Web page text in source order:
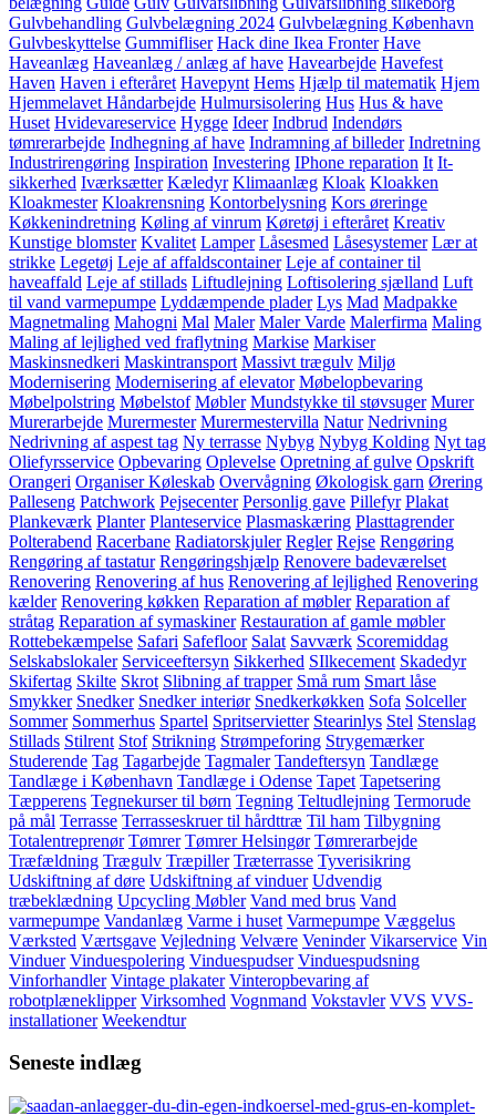
Gulvbehandling Gulvbelægning 2024 Gulvbelægning København
Gulvbeskyttelse Gummifliser Hack dine Ikea Fronter Have
Haveanlæg Haveanlæg / anlæg af have Havearbejde Havefest
Haven Haven i efteråret Havepynt Hems Hjælp til matematik Hjem
Hjemmelavet Håndarbejde Hulmursisolering Hus Hus & have
Huset Hvidevareservice Hygge Ideer Indbrud Indendørs
tømrerarbejde Indhegning af have Indramning af billeder Indretning
Industrirengøring Inspiration Investering IPhone reparation It It-
sikkerhed Iværksætter Kæledyr Klimaanlæg Kloak Kloakken
Kloakmester Kloakrensning Kontorbelysning Kors øreringe
Køkkenindretning Køling af vinrum Køretøj i efteråret Kreativ
Kunstige blomster Kvalitet Lamper Låsesmed Låsesystemer Lær at
strikke Legetøj Leje af affaldscontainer Leje af container til
haveaffald Leje af stillads Liftudlejning Loftisolering sjælland Luft
til vand varmepumpe Lyddæmpende plader Lys Mad Madpakke
Magnetmaling Mahogni Mal Maler Maler Varde Malerfirma Maling
Maling af lejlighed ved fraflytning Markise Markiser
Maskinsnedkeri Maskintransport Massivt trægulv Miljø
Modernisering Modernisering af elevator Møbelopbevaring
Møbelpolstring Møbelstof Møbler Mundstykke til støvsuger Murer
Murerarbejde Murermester Murermestervilla Natur Nedrivning
Nedrivning af aspest tag Ny terrasse Nybyg Nybyg Kolding Nyt tag
Oliefyrsservice Opbevaring Oplevelse Opretning af gulve Opskrift
Orangeri Organiser Køleskab Overvågning Økologisk garn Ørering
Palleseng Patchwork Pejsecenter Personlig gave Pillefyr Plakat
Plankeværk Planter Planteservice Plasmaskæring Plasttagrender
Polterabend Racerbane Radiatorskjuler Regler Rejse Rengøring
Rengøring af tastatur Rengøringshjælp Renovere badeværelset
Renovering Renovering af hus Renovering af lejlighed Renovering
kælder Renovering køkken Reparation af møbler Reparation af
stråtag Reparation af symaskiner Restauration af gamle møbler
Rottebekæmpelse Safari Safefloor Salat Savværk Scoremiddag
Selskabslokaler Serviceeftersyn Sikkerhed SIlkecement Skadedyr
Skifertag Skilte Skrot Slibning af trapper Små rum Smart låse
Smykker Snedker Snedker interiør Snedkerkøkken Sofa Solceller
Sommer Sommerhus Spartel Spritservietter Stearinlys Stel Stenslag
Stillads Stilrent Stof Strikning Strømpeforing Strygemærker
Studerende Tag Tagarbejde Tagmaler Tandeftersyn Tandlæge
Tandlæge i København Tandlæge i Odense Tapet Tapetsering
Tæpperens Tegnekurser til børn Tegning Teltudlejning Termorude
på mål Terrasse Terrasseskruer til hårdttræ Til ham Tilbygning
Totalentreprenør Tømrer Tømrer Helsingør Tømrerarbejde
Træfældning Trægulv Træpiller Træterrasse Tyverisikring
Udskiftning af døre Udskiftning af vinduer Udvendig
træbeklædning Upcycling Møbler Vand med brus Vand
varmepumpe Vandanlæg Varme i huset Varmepumpe Væggelus
Værksted Værtsgave Vejledning Velvære Veninder Vikarservice Vin
Vinduer Vinduespolering Vinduespudser Vinduespudsning
Vinforhandler Vintage plakater Vinteropbevaring af
robotplæneklipper Virksomhed Vognmand Vokstavler VVS VVS-
installationer Weekendtur
Seneste indlæg